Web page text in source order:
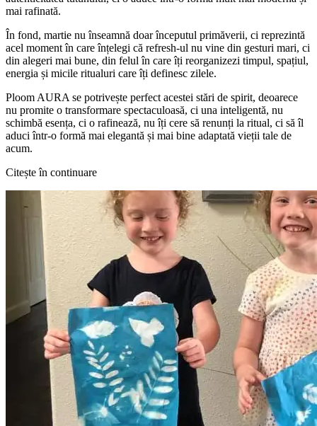
mai rafinată.
În fond, martie nu înseamnă doar începutul primăverii, ci reprezintă
acel moment în care înțelegi că refresh-ul nu vine din gesturi mari, ci
din alegeri mai bune, din felul în care îți reorganizezi timpul, spațiul,
energia și micile ritualuri care îți definesc zilele.
Ploom AURA se potrivește perfect acestei stări de spirit, deoarece
nu promite o transformare spectaculoasă, ci una inteligentă, nu
schimbă esența, ci o rafinează, nu îți cere să renunți la ritual, ci să îl
aduci într-o formă mai elegantă și mai bine adaptată vieții tale de
acum.
Citește în continuare